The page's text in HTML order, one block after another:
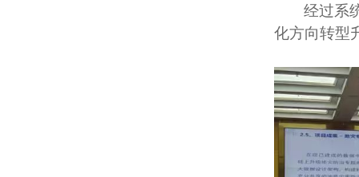
经过系
化方向转型